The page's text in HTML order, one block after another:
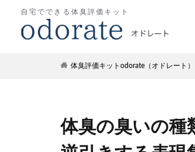
自宅でできる体臭評価キット
体臭評価キットodorate（オドレート）
体臭の臭いの種